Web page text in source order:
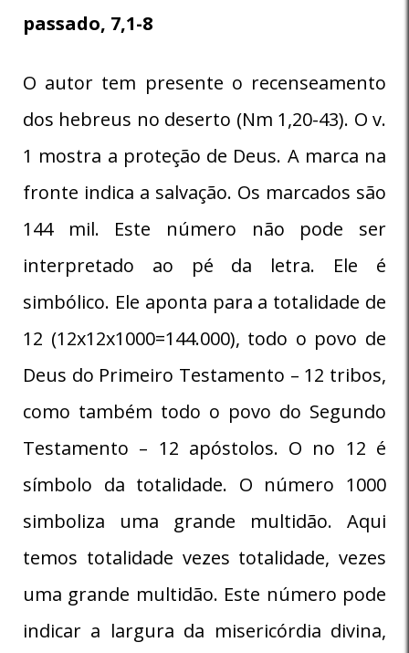
passado, 7,1-8
O autor tem presente o recenseamento
dos hebreus no deserto (Nm 1,20-43). O v.
1 mostra a proteção de Deus. A marca na
fronte indica a salvação. Os marcados são
144 mil. Este número não pode ser
interpretado ao pé da letra. Ele é
simbólico. Ele aponta para a totalidade de
12 (12x12x1000=144.000), todo o povo de
Deus do Primeiro Testamento – 12 tribos,
como também todo o povo do Segundo
Testamento – 12 apóstolos. O no 12 é
símbolo da totalidade. O número 1000
simboliza uma grande multidão. Aqui
temos totalidade vezes totalidade, vezes
uma grande multidão. Este número pode
indicar a largura da misericórdia divina,